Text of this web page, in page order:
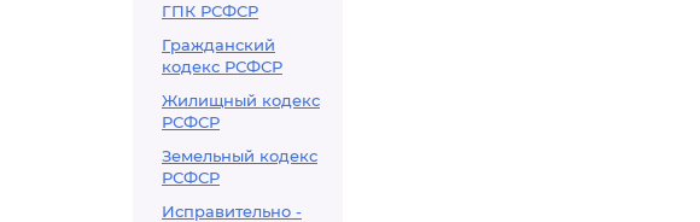
ГПК РСФСР
Гражданский
кодекс РСФСР
Жилищный кодекс
РСФСР
Земельный кодекс
РСФСР
Исправительно -